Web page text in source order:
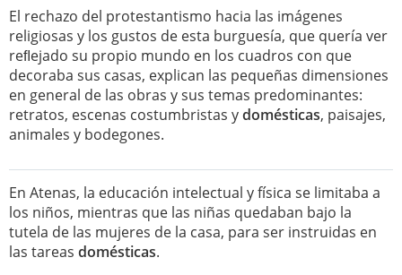
El rechazo del protestantismo hacia las imágenes
religiosas y los gustos de esta burguesía, que quería ver
reﬂejado su propio mundo en los cuadros con que
decoraba sus casas, explican las pequeñas dimensiones
en general de las obras y sus temas predominantes:
retratos, escenas costumbristas ydomésticas, paisajes,
animales y bodegones.
En Atenas, la educación intelectual y física se limitaba a
los niños, mientras que las niñas quedaban bajo la
tutela de las mujeres de la casa, para ser instruidas en
las tareas domésticas.